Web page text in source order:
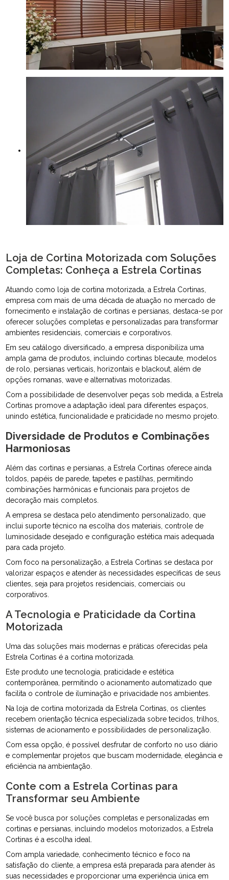
Loja de Cortina Motorizada com Soluções
Completas: Conheça a Estrela Cortinas
Atuando como loja de cortina motorizada, a Estrela Cortinas,
empresa com mais de uma década de atuação no mercado de
fornecimento e instalação de cortinas e persianas, destaca-se por
oferecer soluções completas e personalizadas para transformar
ambientes residenciais, comerciais e corporativos.
Em seu catálogo diversificado, a empresa disponibiliza uma
ampla gama de produtos, incluindo cortinas blecaute, modelos
de rolo, persianas verticais, horizontais e blackout, além de
opções romanas, wave e alternativas motorizadas.
Com a possibilidade de desenvolver peças sob medida, a Estrela
Cortinas promove a adaptação ideal para diferentes espaços,
unindo estética, funcionalidade e praticidade no mesmo projeto.
Diversidade de Produtos e Combinações
Harmoniosas
Além das cortinas e persianas, a Estrela Cortinas oferece ainda
toldos, papéis de parede, tapetes e pastilhas, permitindo
combinações harmônicas e funcionais para projetos de
decoração mais completos.
A empresa se destaca pelo atendimento personalizado, que
inclui suporte técnico na escolha dos materiais, controle de
luminosidade desejado e configuração estética mais adequada
para cada projeto.
Com foco na personalização, a Estrela Cortinas se destaca por
valorizar espaços e atender às necessidades específicas de seus
clientes, seja para projetos residenciais, comerciais ou
corporativos.
A Tecnologia e Praticidade da Cortina
Motorizada
Uma das soluções mais modernas e práticas oferecidas pela
Estrela Cortinas é a cortina motorizada.
Este produto une tecnologia, praticidade e estética
contemporânea, permitindo o acionamento automatizado que
facilita o controle de iluminação e privacidade nos ambientes.
Na loja de cortina motorizada da Estrela Cortinas, os clientes
recebem orientação técnica especializada sobre tecidos, trilhos,
sistemas de acionamento e possibilidades de personalização.
Com essa opção, é possível desfrutar de conforto no uso diário
e complementar projetos que buscam modernidade, elegância e
eficiência na ambientação.
Conte com a Estrela Cortinas para
Transformar seu Ambiente
Se você busca por soluções completas e personalizadas em
cortinas e persianas, incluindo modelos motorizados, a Estrela
Cortinas é a escolha ideal.
Com ampla variedade, conhecimento técnico e foco na
satisfação do cliente, a empresa está preparada para atender às
suas necessidades e proporcionar uma experiência única em